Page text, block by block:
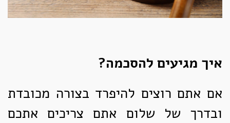
איך מגיעים להסכמה?
אם אתם רוצים להיפרד בצורה מכובדת
ובדרך של שלום אתם צריכים אתכם